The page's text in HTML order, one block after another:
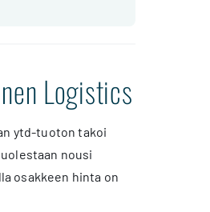
Logistics
ytd-tuoton takoi
nousi
osakkeen hinta on